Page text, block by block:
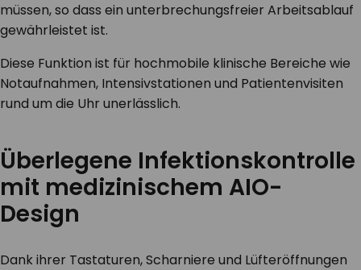
müssen, so dass ein unterbrechungsfreier Arbeitsablauf
gewährleistet ist.
Diese Funktion ist für hochmobile klinische Bereiche wie
Notaufnahmen, Intensivstationen und Patientenvisiten
rund um die Uhr unerlässlich.
Überlegene Infektionskontrolle
mit medizinischem AIO-
Design
Dank ihrer Tastaturen, Scharniere und Lüfteröffnungen